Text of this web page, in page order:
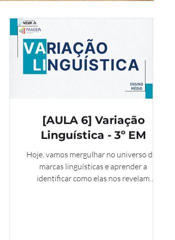
[AULA 6] Variação
Linguística - 3º EM
Hoje, vamos mergulhar no universo das
marcas linguísticas e aprender a
identificar como elas nos revelam